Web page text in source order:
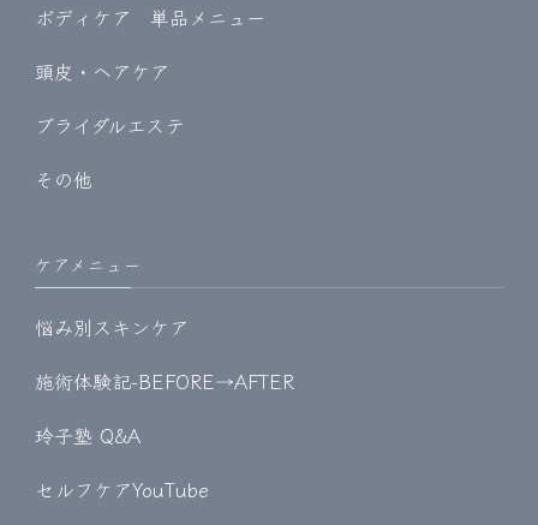
ボディケア 単品メニュー
頭皮・ヘアケア
ブライダルエステ
その他
ケアメニュー
悩み別スキンケア
施術体験記-BEFORE→AFTER
玲子塾 Q&A
セルフケアYouTube